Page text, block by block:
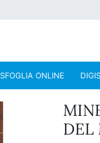
SFOGLIA ONLINE
DEL